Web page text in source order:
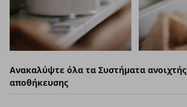
Ανακαλύψτε όλα τα Συστήματα ανοιχτής
αποθήκευσης